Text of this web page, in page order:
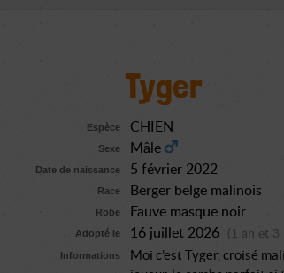
Tyger
Espèce CHIEN
Sexe Mâle
Date de naissance 5 février 2022
Race Berger belge malinois
Robe Fauve masque noir
Adopté le 16 juillet 2026 (1 an et
Informations
Moi c’est Tyger, croisé